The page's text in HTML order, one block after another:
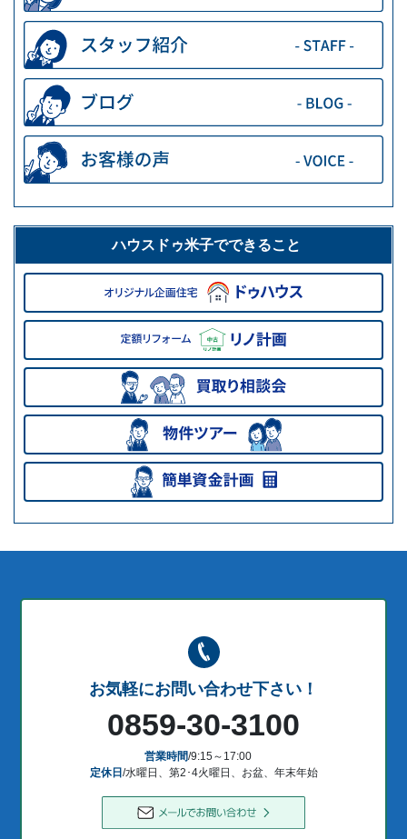
ハウスドゥ米子でできること
お気軽にお問い合わせ下さい！
0859-30-3100
営業時間/9:15～17:00
定休日 /水曜日、第2･4火曜日、お盆、年末年始